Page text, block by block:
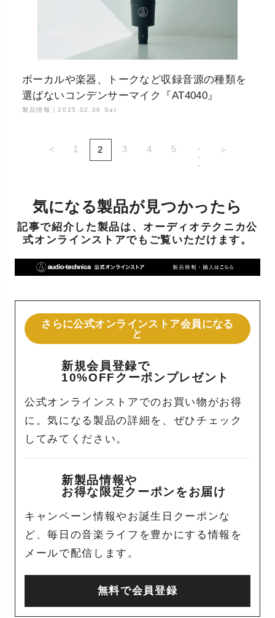
ボーカルや楽器、トークなど収録音源の種類を
選ばないコンデンサーマイク『AT4040』
製品情報｜2025.02.08 Sat
＜ 1 2 3 4 5
・
・
・
＞
気になる製品が見つかったら
記事で紹介した製品は、オーディオテクニカ公
式オンラインストアでもご覧いただけます。
さらに公式オンラインストア会員になる
と
新規会員登録で
10%OFFクーポンプレゼント
公式オンラインストアでのお買い物がお得
に。気になる製品の詳細を、ぜひチェック
してみてください。
新製品情報や
お得な限定クーポンをお届け
キャンペーン情報やお誕生日クーポンな
ど、毎日の音楽ライフを豊かにする情報を
メールで配信します。
無料で会員登録